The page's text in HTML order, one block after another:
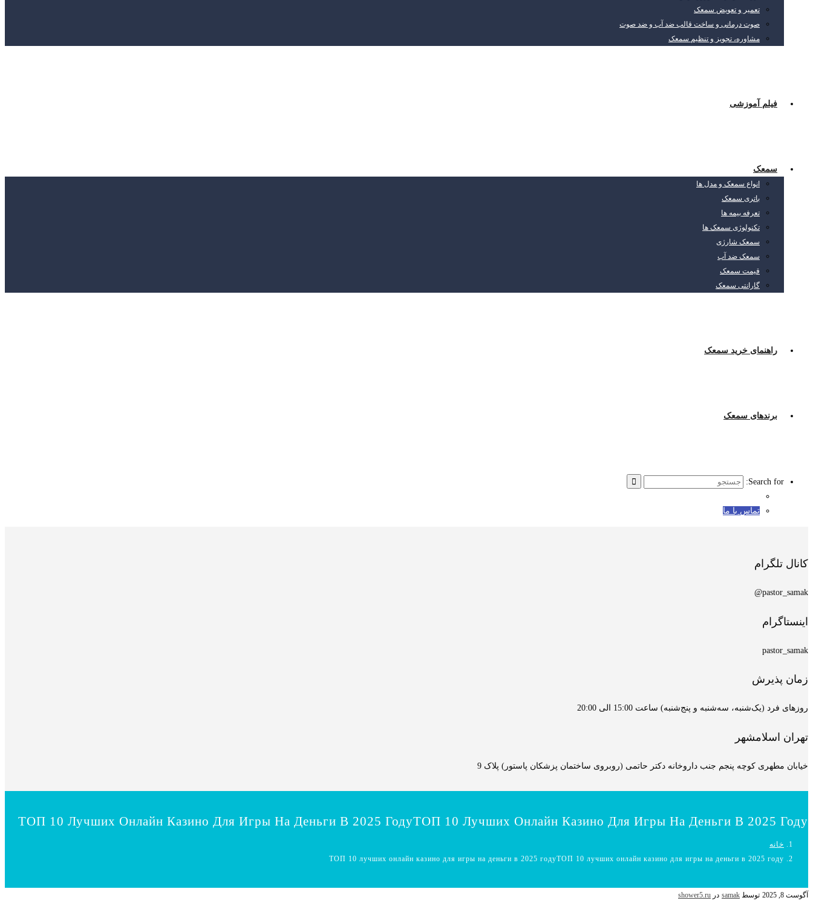
تعمیر و تعویض سمعک
صوت درمانی و ساخت قالب ضد آب و ضد صوت
مشاوره، تجویز و تنظیم سمعک
فیلم آموزشی
سمعک
انواع سمعک و مدل ها
باتری سمعک
تعرفه بیمه ها
تکنولوژی سمعک ها
سمعک شارژی
سمعک ضد آب
قیمت سمعک
گارانتی سمعک
راهنمای خرید سمعک
برندهای سمعک
Search for:
تماس با ما
کانال تلگرام
pastor_samak@
اینستاگرام
pastor_samak
زمان پذیرش
روزهای فرد (یک‌شنبه، سه‌شنبه و پنج‌شنبه) ساعت 15:00 الی 20:00
تهران اسلامشهر
خیابان مطهری کوچه پنجم جنب داروخانه دکتر حاتمی (روبروی ساختمان پزشکان پاستور) پلاک 9
ТОП 10 Лучших Онлайн Казино Для Игры На Деньги В 2025 ГодуТОП 10 Лучших Онлайн Казино Для Игры На Деньги В 2025 Году
خانه
ТОП 10 лучших онлайн казино для игры на деньги в 2025 годуТОП 10 лучших онлайн казино для игры на деньги в 2025 году
آگوست 8, 2025 توسط samak در shower5.ru